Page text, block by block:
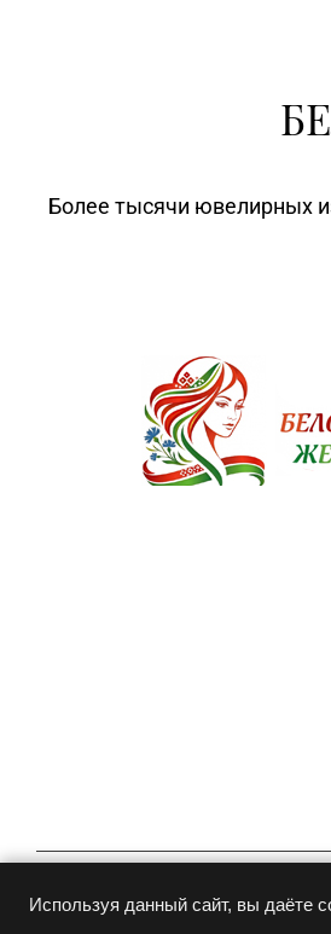
Более тысячи ювелирных
© Copyright 2015- 2026
Используя данный сайт, вы даёте